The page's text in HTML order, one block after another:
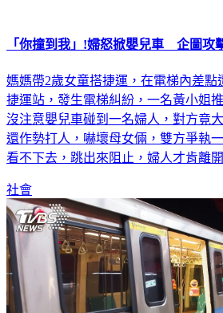
「你撞到我」!婦怒掀嬰兒車 企圖攻
媽媽帶2歲女童搭捷運，在電梯內差點
捷運站，發生電梯糾紛，一名黃小姐
沒注意嬰兒車碰到一名婦人，對方竟
還作勢打人，嚇壞母女倆，雙方爭執
看不下去，跳出來阻止，婦人才肯離開
社會